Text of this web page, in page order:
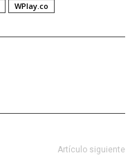
WPlay.co
Artículo siguiente